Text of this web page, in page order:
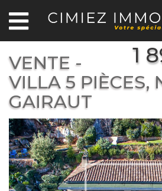
1
VENTE -
VILLA 5 PIÈCES,
GAIRAUT